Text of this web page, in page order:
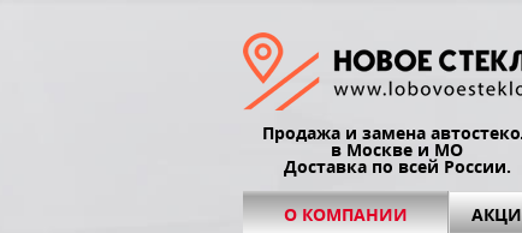
Продажа и замена
в Москве и МО
Доставка по всей России.
О КОМПАНИИ